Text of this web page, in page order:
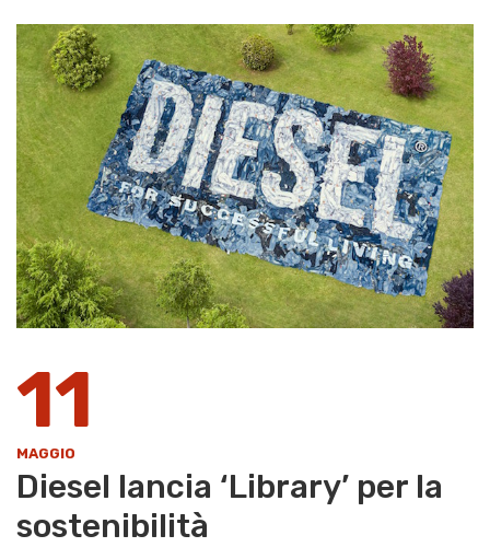
11
MAGGIO
Diesel lancia ‘Library’ per la
sostenibilità